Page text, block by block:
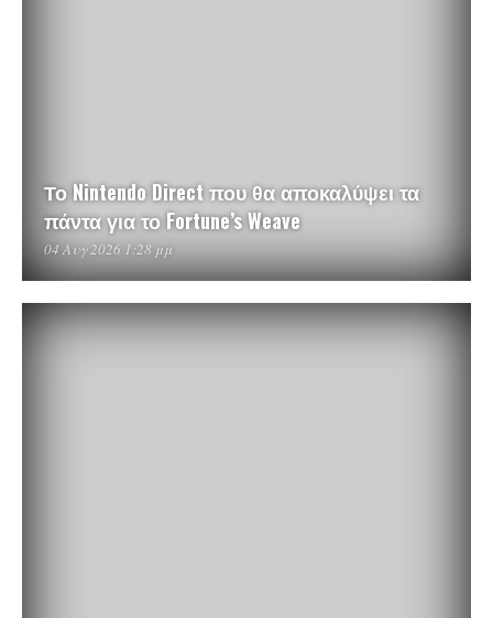
Το Nintendo Direct που θα αποκαλύψει τα
πάντα για το Fortune’s Weave
04 Αυγ 2026 1:28 μμ